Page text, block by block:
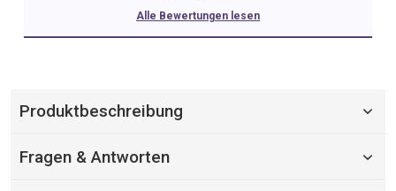
Alle Bewertungen lesen
Produktbeschreibung
Fragen & Antworten